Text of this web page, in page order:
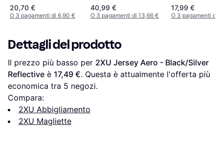
Black/Grey
20,70 €
O 3 pagamenti di 6,90 €
40,99 €
O 3 pagamenti di 13,66 €
17,99 €
O 3 pagamenti di
Dettagli del prodotto
Il prezzo più basso per 2XU Jersey Aero - Black/Silver
Reflective è 17,49 €. Questa è attualmente l'offerta più
economica tra 5 negozi.
Compara:
2XU Abbigliamento
2XU Magliette